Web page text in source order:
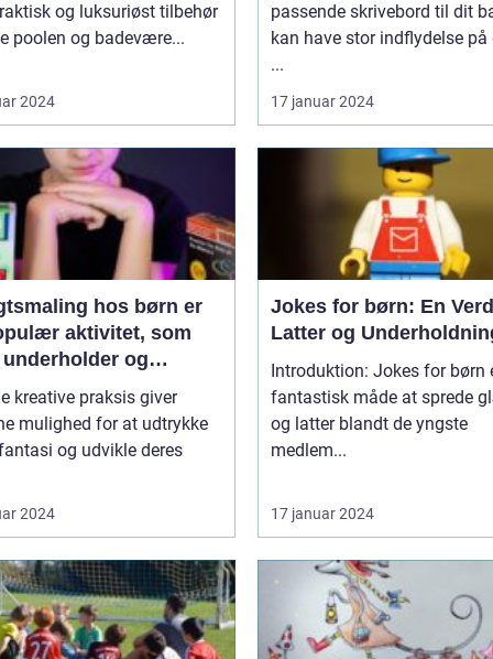
og luksuriøst tilbehør
poolen og badevære...
2024
passende skrivebord til dit
kan have stor indflydelse på
...
17 januar 2024
hos børn er
aktivitet, som
underholder og
de små
kreative praksis giver
mulighed for at udtrykke
og udvikle deres
2024
Jokes for børn: En
Latter og
Introduktion: Jokes for børn
fantastisk måde at sprede
og latter blandt de yngste
medlem...
17 januar 2024